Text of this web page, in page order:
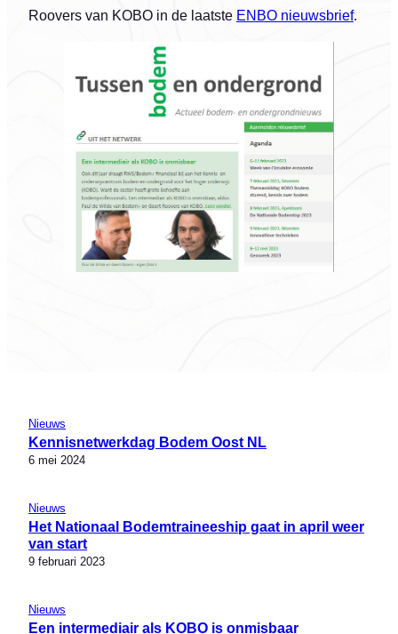
Roovers van KOBO in de laatste ENBO nieuwsbrief.
Nieuws
Kennisnetwerkdag Bodem Oost NL
6 mei 2024
Nieuws
Het Nationaal Bodemtraineeship gaat in april weer
van start
9 februari 2023
Nieuws
Een intermediair als KOBO is onmisbaar